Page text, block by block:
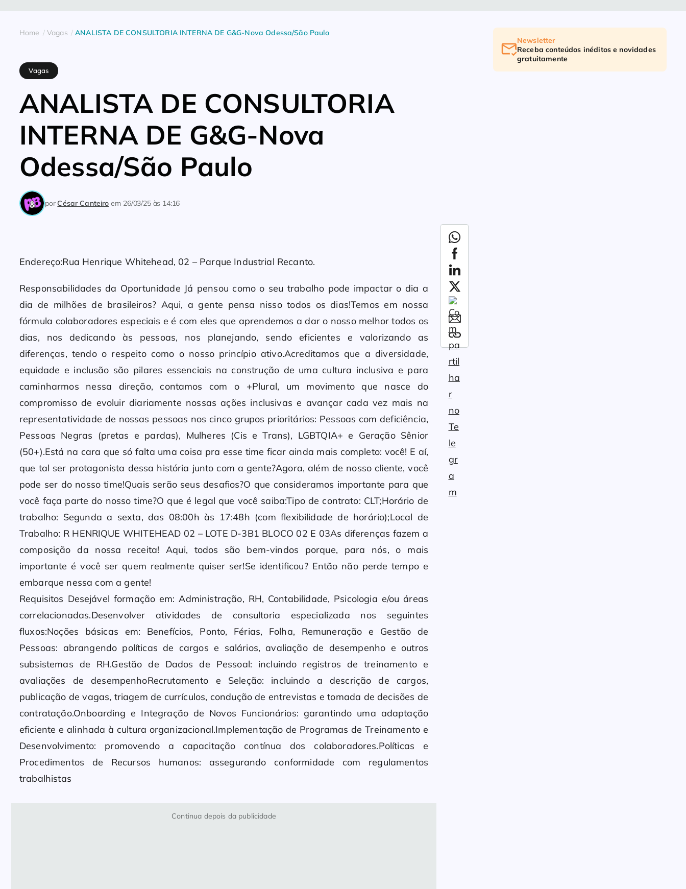
Home Vagas ANALISTA DE CONSULTORIA INTERNA DE G&G-Nova Odessa/São Paulo
Vagas
ANALISTA DE CONSULTORIA
INTERNA DE G&G-Nova
Odessa/São Paulo
porCésar Canteiro em 26/03/25 às 14:16
Endereço:Rua Henrique Whitehead, 02 – Parque Industrial Recanto.
Responsabilidades da Oportunidade Já pensou como o seu trabalho pode impactar o dia a
dia de milhões de brasileiros? Aqui, a gente pensa nisso todos os dias!Temos em nossa
fórmula colaboradores especiais e é com eles que aprendemos a dar o nosso melhor todos os
dias, nos dedicando às pessoas, nos planejando, sendo eficientes e valorizando as
diferenças, tendo o respeito como o nosso princípio ativo.Acreditamos que a diversidade,
equidade e inclusão são pilares essenciais na construção de uma cultura inclusiva e para
caminharmos nessa direção, contamos com o +Plural, um movimento que nasce do
compromisso de evoluir diariamente nossas ações inclusivas e avançar cada vez mais na
representatividade de nossas pessoas nos cinco grupos prioritários: Pessoas com deficiência,
Pessoas Negras (pretas e pardas), Mulheres (Cis e Trans), LGBTQIA+ e Geração Sênior
(50+).Está na cara que só falta uma coisa pra esse time ficar ainda mais completo: você! E aí,
que tal ser protagonista dessa história junto com a gente?Agora, além de nosso cliente, você
pode ser do nosso time!Quais serão seus desafios?O que consideramos importante para que
você faça parte do nosso time?O que é legal que você saiba:Tipo de contrato: CLT;Horário de
trabalho: Segunda a sexta, das 08:00h às 17:48h (com flexibilidade de horário);Local de
Trabalho: R HENRIQUE WHITEHEAD 02 – LOTE D-3B1 BLOCO 02 E 03As diferenças fazem a
composição da nossa receita! Aqui, todos são bem-vindos porque, para nós, o mais
importante é você ser quem realmente quiser ser!Se identificou? Então não perde tempo e
embarque nessa com a gente!
Requisitos Desejável formação em: Administração, RH, Contabilidade, Psicologia e/ou áreas
correlacionadas.Desenvolver atividades de consultoria especializada nos seguintes
fluxos:Noções básicas em: Benefícios, Ponto, Férias, Folha, Remuneração e Gestão de
Pessoas: abrangendo políticas de cargos e salários, avaliação de desempenho e outros
subsistemas de RH.Gestão de Dados de Pessoal: incluindo registros de treinamento e
avaliações de desempenhoRecrutamento e Seleção: incluindo a descrição de cargos,
publicação de vagas, triagem de currículos, condução de entrevistas e tomada de decisões de
contratação.Onboarding e Integração de Novos Funcionários: garantindo uma adaptação
eficiente e alinhada à cultura organizacional.Implementação de Programas de Treinamento e
Desenvolvimento: promovendo a capacitação contínua dos colaboradores.Políticas e
Procedimentos de Recursos humanos: assegurando conformidade com regulamentos
trabalhistas
Continua depois da publicidade
Newsletter
Receba conteúdos inéditos e novidades
gratuitamente